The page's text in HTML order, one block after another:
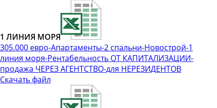
1 ЛИНИЯ МОРЯ
305.000 евро-Апартаменты-2 спальни-Новострой-1
линия моря-Рентабельность ОТ КАПИТАЛИЗАЦИИ-
продажа ЧЕРЕЗ АГЕНТСТВО-для НЕРЕЗИДЕНТОВ
Скачать файл